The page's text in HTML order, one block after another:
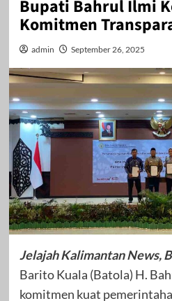
Bupati Bahrul Ilmi
Komitmen
admin September 26, 2025
Jelajah Kalimantan News,
Barito Kuala (Batola) H.
komitmen kuat